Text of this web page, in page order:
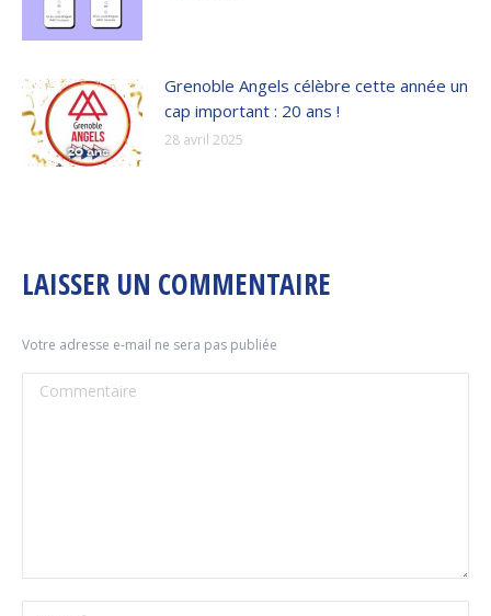
Grenoble Angels célèbre cette année un
cap important : 20 ans !
28 avril 2025
LAISSER UN COMMENTAIRE
Votre adresse e-mail ne sera pas publiée
Commentaire